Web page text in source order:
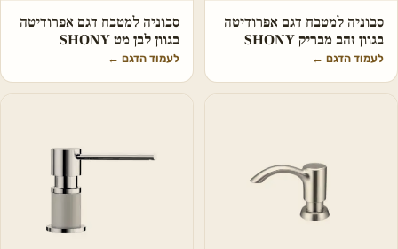
סבוניה למטבח דגם אפרודיטה
בגוון זהב מבריק SHONY
לעמוד הדגם ←
סבוניה למטבח דגם אפרודיטה
בגוון לבן מט SHONY
לעמוד הדגם ←